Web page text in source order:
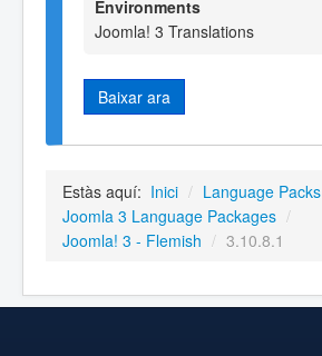
Environments
Joomla! 3 Translations
Baixar ara
Estàs aquí: Inici / Language Packs
Joomla 3 Language Packages /
Joomla! 3 - Flemish / 3.10.8.1